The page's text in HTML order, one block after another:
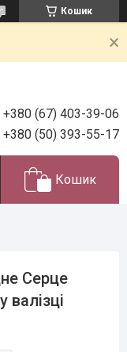
Кошик
+380 (67) 403-39-06
+380 (50) 393-55-17
Кошик
Серце
валізці